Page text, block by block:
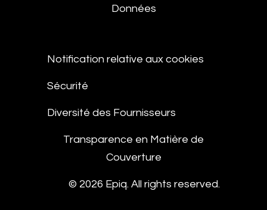
Données
Notification relative aux cookies
Sécurité
Diversité des Fournisseurs
Transparence en Matière de
Couverture
© 2026 Epiq. All rights reserved.